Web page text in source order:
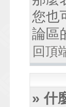
您也
論區
回頂
» 什